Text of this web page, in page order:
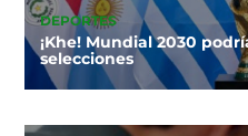
DEPORTES
¡Khe! Mundial 2030
selecciones